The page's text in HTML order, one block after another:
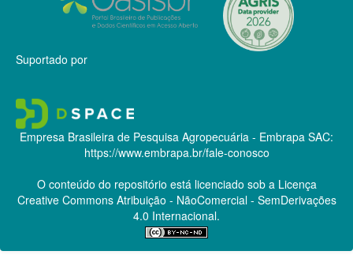
Suportado por
Empresa Brasileira de Pesquisa Agropecuária - Embrapa SAC:
https://www.embrapa.br/fale-conosco
O conteúdo do repositório está licenciado sob a Licença
Creative CommonsAtribuição - NãoComercial - SemDerivações
4.0 Internacional.